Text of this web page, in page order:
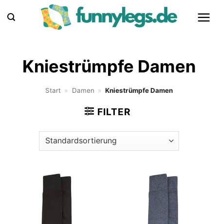
Inhalt
Kniestrümpfe Damen
Start » Damen » Kniestrümpfe Damen
FILTER